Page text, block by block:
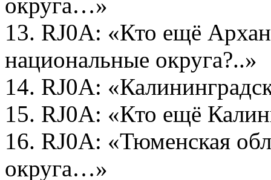
округа…»
13. RJ0A: «Кто ещё
национальные округа?..»
14. RJ0A:
15. RJ0A: «Кто ещё
16. RJ0A: «Тюменская
округа…»